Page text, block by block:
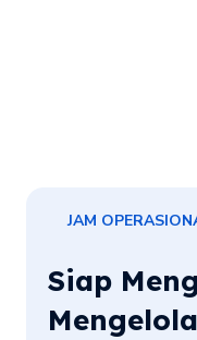
JAM
Siap